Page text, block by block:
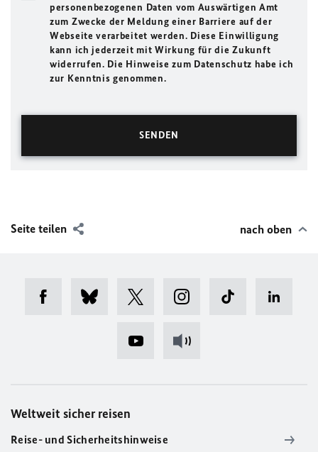
personenbezogenen Daten vom Auswärtigen Amt
zum Zwecke der Meldung einer Barriere auf der
Webseite verarbeitet werden. Diese Einwilligung
kann ich jederzeit mit Wirkung für die Zukunft
widerrufen. Die Hinweise zum Datenschutz habe ich
zur Kenntnis genommen.
Seite teilen nach oben
Weltweit sicher reisen
Reise- und Sicherheitshinweise